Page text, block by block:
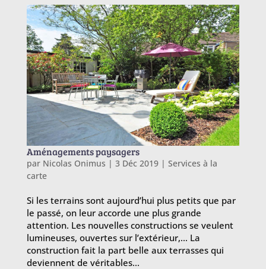
Aménagements paysagers
par Nicolas Onimus | 3 Déc 2019| Services à la
carte
Si les terrains sont aujourd’hui plus petits que par
le passé, on leur accorde une plus grande
attention. Les nouvelles constructions se veulent
lumineuses, ouvertes sur l’extérieur,… La
construction fait la part belle aux terrasses qui
deviennent de véritables...